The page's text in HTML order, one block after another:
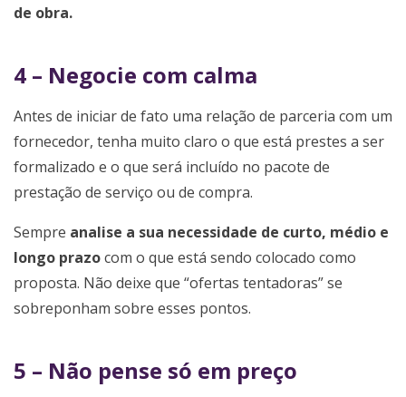
de obra.
4 – Negocie com calma
Antes de iniciar de fato uma relação de parceria com um
fornecedor, tenha muito claro o que está prestes a ser
formalizado e o que será incluído no pacote de
prestação de serviço ou de compra.
Sempre analise a sua necessidade de curto, médio e
longo prazocom o que está sendo colocado como
proposta. Não deixe que “ofertas tentadoras” se
sobreponham sobre esses pontos.
5 – Não pense só em preço